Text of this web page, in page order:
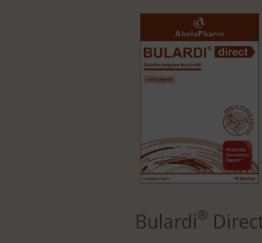
Bulardi®